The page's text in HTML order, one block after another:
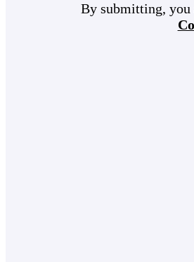
By submitting,